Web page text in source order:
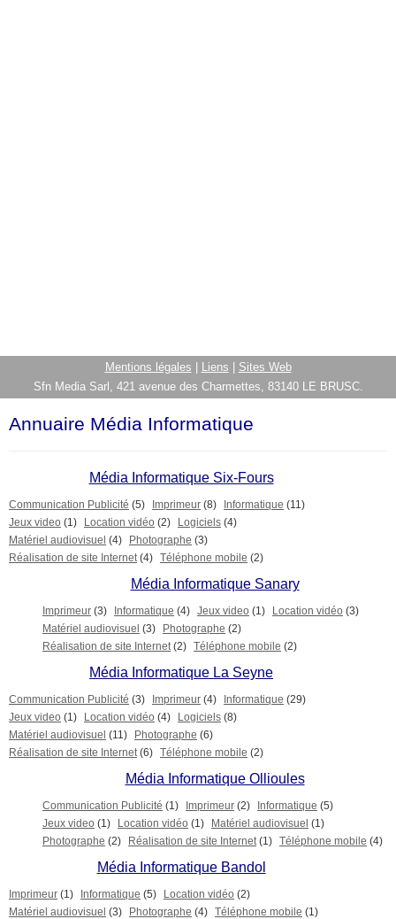
Mentions légales Liens
Sites Web
Sfn Media Sarl, 421 avenue des Charmettes, 83140 LE BRUSC.
Annuaire Média Informatique
Média Informatique Six-Fours
Communication Publicité (5) Imprimeur (8) Informatique (11)
Jeux video (1) Location vidéo (2) Logiciels (4)
Matériel audiovisuel (4) Photographe (3)
Réalisation de site Internet (4) Téléphone mobile (2)
Média Informatique Sanary
Imprimeur (3) Informatique (4) Jeux video (1) Location vidéo (3)
Matériel audiovisuel (3) Photographe (2)
Réalisation de site Internet (2) Téléphone mobile (2)
Média Informatique La Seyne
Communication Publicité (3) Imprimeur (4) Informatique (29)
Jeux video (1) Location vidéo (4) Logiciels (8)
Matériel audiovisuel (11) Photographe (6)
Réalisation de site Internet (6) Téléphone mobile (2)
Média Informatique Ollioules
Communication Publicité (1) Imprimeur (2) Informatique (5)
Jeux video (1) Location vidéo (1) Matériel audiovisuel (1)
Photographe (2) Réalisation de site Internet (1) Téléphone mobile (4)
Média Informatique Bandol
Imprimeur (1) Informatique (5) Location vidéo (2)
Matériel audiovisuel (3) Photographe (4) Téléphone mobile (1)